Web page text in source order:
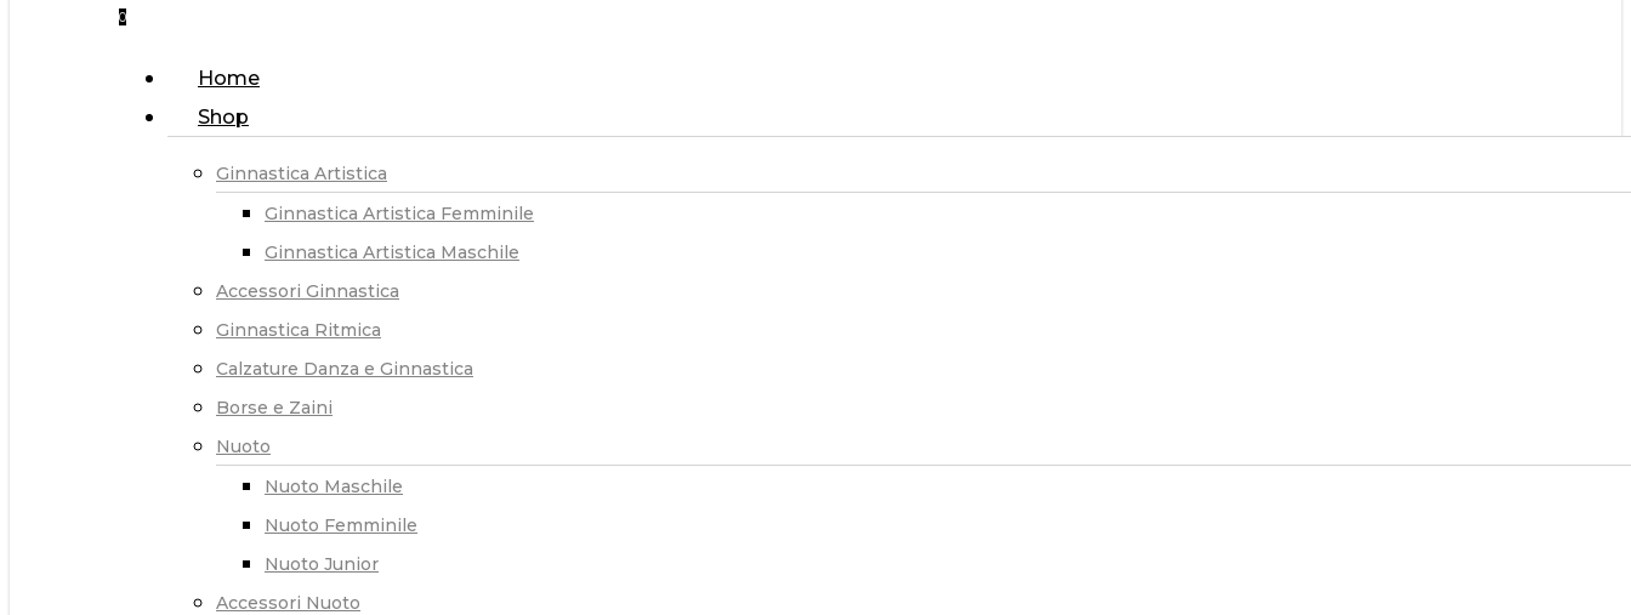
0
Home
Shop
Ginnastica Artistica
Ginnastica Artistica Femminile
Ginnastica Artistica Maschile
Accessori Ginnastica
Ginnastica Ritmica
Calzature Danza e Ginnastica
Borse e Zaini
Nuoto
Nuoto Maschile
Nuoto Femminile
Nuoto Junior
Accessori Nuoto